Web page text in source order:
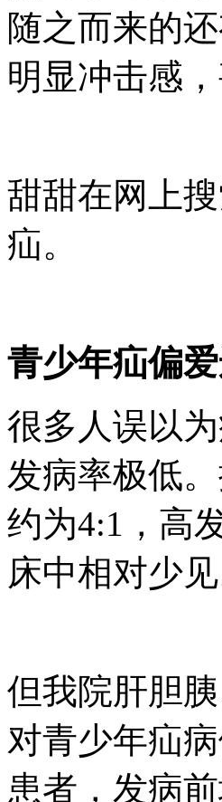
随之而来的
明显冲击感
甜甜在网上
疝。
青少年疝偏
很多人误以
发病率极低
约为4:1，高
床中相对少见
但我院肝胆
对青少年疝
患者，发病